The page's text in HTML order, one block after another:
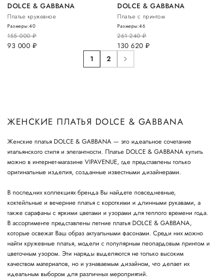
DOLCE & GABBANA
Платье кружевное
155 000руб.
93 000 руб.
Размеры:40
DOLCE & GABBANA
Платье с принтом
261 240руб.
130 620 руб.
Размеры:46
1 2
ЖЕНСКИЕ ПЛАТЬЯ DOLCE & GABBANA
Женские платья DOLCE & GABBANA — это идеальное сочетание
итальянского стиля и элегантности. Платье DOLCE & GABBANA купить
можно в интернет-магазине VIPAVENUE, где представлены только
оригинальные изделия, созданные известными дизайнерами.
В последних коллекциях бренда Вы найдете повседневные,
коктейльные и вечерние платья с короткими и длинными рукавами, а
также сарафаны с яркими цветами и узорами для теплого времени года.
В ассортименте представлены летние платья DOLCE & GABBANA,
которые освежат Ваш образ актуальными фасонами. Среди них можно
найти кружевные платья, модели с популярным леопардовым принтом и
цветочным узором. Эти наряды выделяются не только высоким
качеством материалов, но и узнаваемым дизайном, что делает их
идеальным выбором для различных мероприятий.